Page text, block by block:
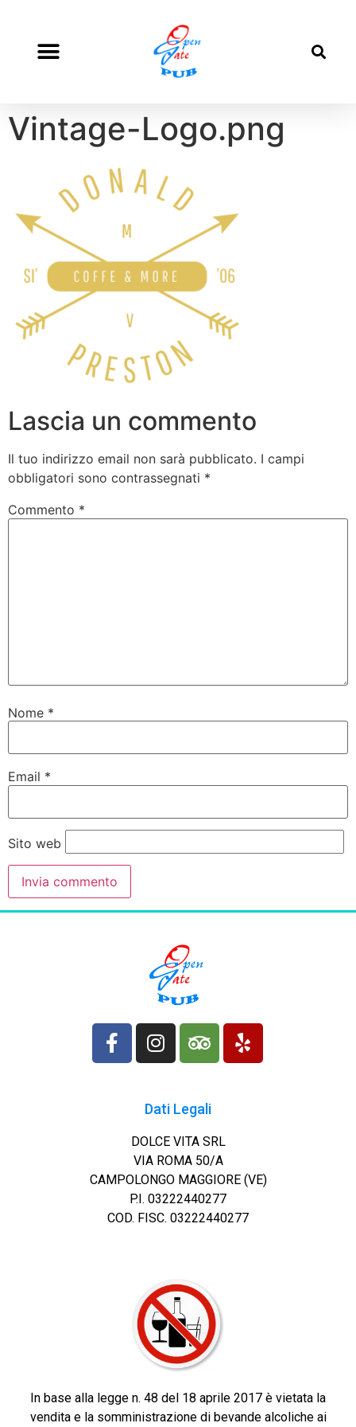
Vintage-Logo.png
Lascia un commento
Il tuo indirizzo email non sarà pubblicato. I campi
obbligatori sono contrassegnati *
Commento *
Nome *
Email *
Sito web
Dati Legali
DOLCE VITA SRL
VIA ROMA 50/A
CAMPOLONGO MAGGIORE (VE)
P.I. 03222440277
COD. FISC. 03222440277
In base alla legge n. 48 del 18 aprile 2017 è vietata la
vendita e la somministrazione di bevande alcoliche ai